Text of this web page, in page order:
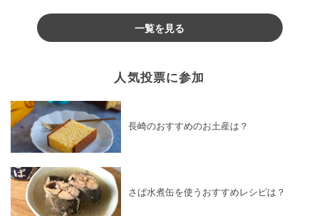
一覧を見る
人気投票に参加
長崎のおすすめのお土産は？
さば水煮缶を使うおすすめレシピは？